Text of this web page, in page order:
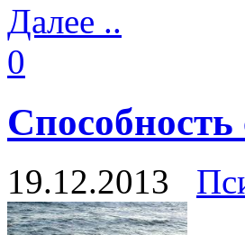
Далее ..
0
Способность
19.12.2013